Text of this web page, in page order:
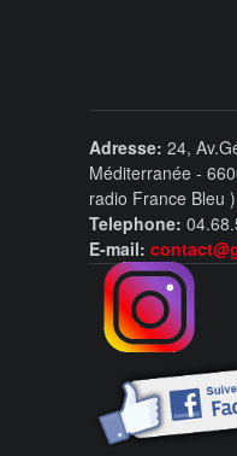
Adresse: 24,
Méditerranée -
radio France Bleu )
Telephone:
E-mail: